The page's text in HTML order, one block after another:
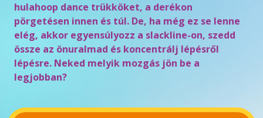
hulahoop dance trükköket, a derékon
pörgetésen innen és túl. De, ha még ez se lenne
elég, akkor egyensúlyozz a slackline-on, szedd
össze az önuralmad és koncentrálj lépésről
lépésre. Neked melyik mozgás jön be a
legjobban?